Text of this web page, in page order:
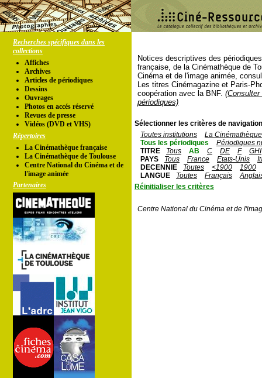
Recherches spécifiques dans les
collections
Affiches
Archives
Articles de périodiques
Dessins
Ouvrages
Photos en accés réservé
Revues de presse
Vidéos (DVD et VHS)
Répertoires
La Cinémathèque française
La Cinémathèque de Toulouse
Centre National du Cinéma et de
l'image animée
Partenaires
Notices descriptives des
française, de la Cinémathèque de
Cinéma et de l'image animée,
Les titres Cinémagazine et Paris-
coopération avec la BNF.
périodiques)
Sélectionner les critères de
Toutes institutions
La
Tous les périodiques
Périodiques
TITRE
Tous AB C DE F
GHI
PAYS
Tous France Etats-Unis
DECENNIE
Toutes <1900
1900
LANGUE
Toutes Français
Réinitialiser les critères
Centre National du Cinéma et de